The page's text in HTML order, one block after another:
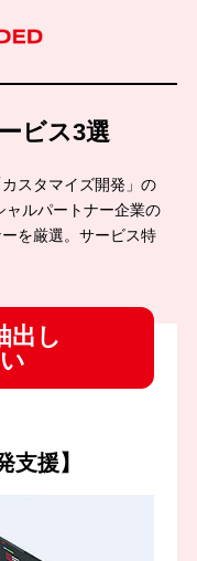
ビス3選
スタマイズ開発」の
ルパートナー企業の
を厳選。サービス特
出し
支援】